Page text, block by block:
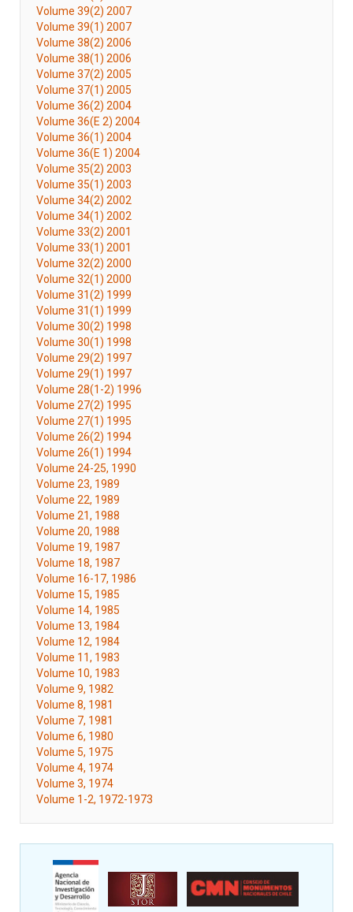
Volume 39(2) 2007
Volume 39(1) 2007
Volume 38(2) 2006
Volume 38(1) 2006
Volume 37(2) 2005
Volume 37(1) 2005
Volume 36(2) 2004
Volume 36(E 2) 2004
Volume 36(1) 2004
Volume 36(E 1) 2004
Volume 35(2) 2003
Volume 35(1) 2003
Volume 34(2) 2002
Volume 34(1) 2002
Volume 33(2) 2001
Volume 33(1) 2001
Volume 32(2) 2000
Volume 32(1) 2000
Volume 31(2) 1999
Volume 31(1) 1999
Volume 30(2) 1998
Volume 30(1) 1998
Volume 29(2) 1997
Volume 29(1) 1997
Volume 28(1-2) 1996
Volume 27(2) 1995
Volume 27(1) 1995
Volume 26(2) 1994
Volume 26(1) 1994
Volume 24-25, 1990
Volume 23, 1989
Volume 22, 1989
Volume 21, 1988
Volume 20, 1988
Volume 19, 1987
Volume 18, 1987
Volume 16-17, 1986
Volume 15, 1985
Volume 14, 1985
Volume 13, 1984
Volume 12, 1984
Volume 11, 1983
Volume 10, 1983
Volume 9, 1982
Volume 8, 1981
Volume 7, 1981
Volume 6, 1980
Volume 5, 1975
Volume 4, 1974
Volume 3, 1974
Volume 1-2, 1972-1973